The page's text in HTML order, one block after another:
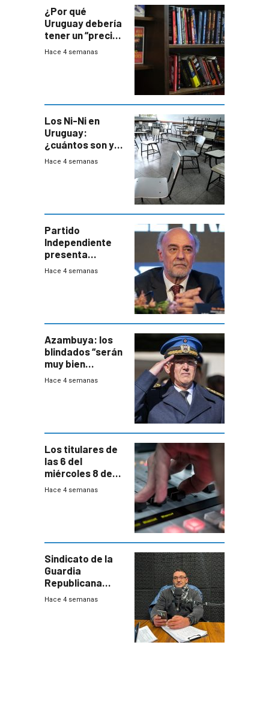
¿Por qué
Uruguay debería
tener un “precio
único” en los
Hace 4 semanas
Los Ni-Ni en
Uruguay:
¿cuántos son y
en dónde están?
Hace 4 semanas
Partido
Independiente
presenta
demanda civil
Hace 4 semanas
Azambuya: los
blindados “serán
muy bien
recibidos” por los
Hace 4 semanas
Los titulares de
las 6 del
miércoles 8 de
julio de 2026
Hace 4 semanas
Sindicato de la
Guardia
Republicana
denuncia
Hace 4 semanas